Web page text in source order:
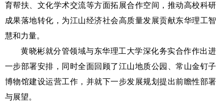
育帮扶、文化学术交流等方面拓展合作空间，推动高校科研
成果落地转化，为江山经济社会高质量发展贡献东华理工智
慧和力量。
黄晓彬就分管领域与东华理工大学深化务实合作作出进
一步部署安排，同时全面回顾了江山地质公园、常山金钉子
博物馆建设运营工作，并就下一步发展规划提出前瞻性部署
与展望。